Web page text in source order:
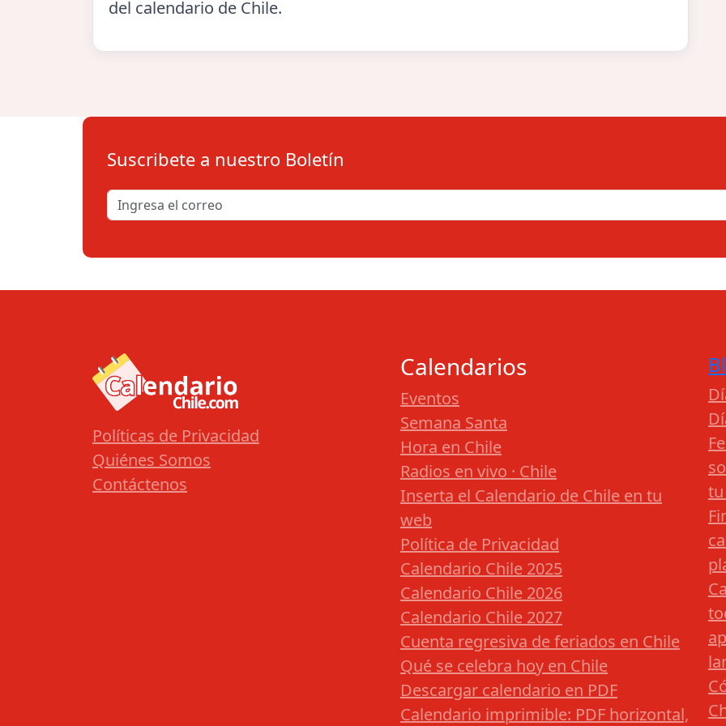
del calendario de Chile.
Suscribete a nuestro Boletín
Políticas de Privacidad
Quiénes Somos
Contáctenos
Calendarios
Eventos
Semana Santa
Hora en Chile
Radios en vivo · Chile
Inserta el Calendario de Chile en tu
web
Política de Privacidad
Calendario Chile 2025
Calendario Chile 2026
Calendario Chile 2027
Cuenta regresiva de feriados en Chile
Qué se celebra hoy en Chile
Descargar calendario en PDF
Calendario imprimible: PDF horizontal,